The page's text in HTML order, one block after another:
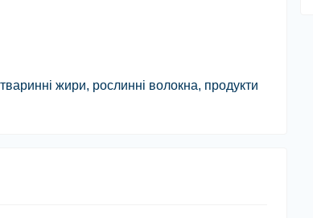
жири, рослинні волокна, продукти